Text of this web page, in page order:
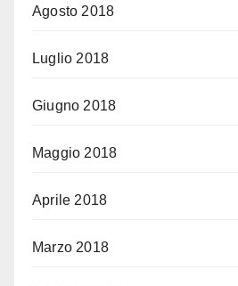
Agosto 2018
Luglio 2018
Giugno 2018
Maggio 2018
Aprile 2018
Marzo 2018